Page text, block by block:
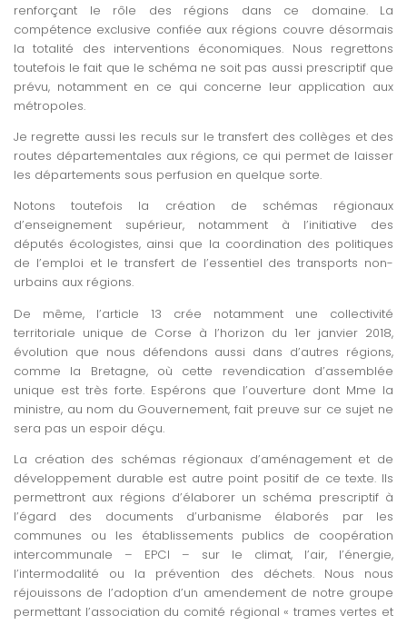
renforçant le rôle des régions dans ce domaine. La
compétence exclusive confiée aux régions couvre désormais
la totalité des interventions économiques. Nous regrettons
toutefois le fait que le schéma ne soit pas aussi prescriptif que
prévu, notamment en ce qui concerne leur application aux
métropoles.
Je regrette aussi les reculs sur le transfert des collèges et des
routes départementales aux régions, ce qui permet de laisser
les départements sous perfusion en quelque sorte.
Notons toutefois la création de schémas régionaux
d’enseignement supérieur, notamment à l’initiative des
députés écologistes, ainsi que la coordination des politiques
de l’emploi et le transfert de l’essentiel des transports non-
urbains aux régions.
De même, l’article 13 crée notamment une collectivité
territoriale unique de Corse à l’horizon du 1er janvier 2018,
évolution que nous défendons aussi dans d’autres régions,
comme la Bretagne, où cette revendication d’assemblée
unique est très forte. Espérons que l’ouverture dont Mme la
ministre, au nom du Gouvernement, fait preuve sur ce sujet ne
sera pas un espoir déçu.
La création des schémas régionaux d’aménagement et de
développement durable est autre point positif de ce texte. Ils
permettront aux régions d’élaborer un schéma prescriptif à
l’égard des documents d’urbanisme élaborés par les
communes ou les établissements publics de coopération
intercommunale – EPCI – sur le climat, l’air, l’énergie,
l’intermodalité ou la prévention des déchets. Nous nous
réjouissons de l’adoption d’un amendement de notre groupe
permettant l’association du comité régional « trames vertes et